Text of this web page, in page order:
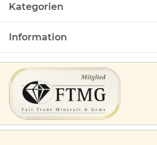
Kategorien
Information